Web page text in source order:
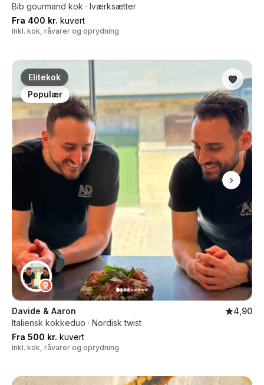
Bib gourmand kok · Iværksætter
Fra 400 kr. kuvert
Inkl. kok, råvarer og oprydning
Elitekok
Populær
Davide & Aaron
4,90
Italiensk kokkeduo · Nordisk twist
Fra 500 kr. kuvert
Inkl. kok, råvarer og oprydning